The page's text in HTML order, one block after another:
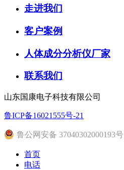
走进我们
客户案例
人体成分分析仪厂家
联系我们
山东国康电子科技有限公司
鲁ICP备16021555号-21
鲁公网安备 37040302000193号
首页
电话